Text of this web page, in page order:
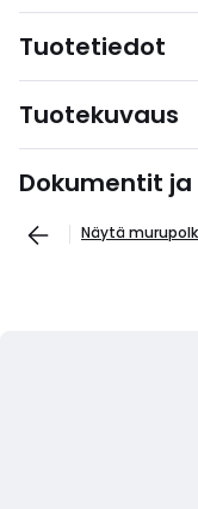
Tuotetiedot
Tuotekuvaus
Dokumentit ja
Näytä